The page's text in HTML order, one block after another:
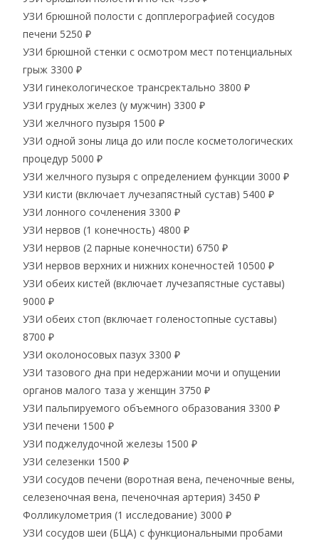
УЗИ брюшной полости с допплерографией сосудов
печени 5250 ₽
УЗИ брюшной стенки с осмотром мест потенциальных
грыж 3300 ₽
УЗИ гинекологическое трансректально 3800 ₽
УЗИ грудных желез (у мужчин) 3300 ₽
УЗИ желчного пузыря 1500 ₽
УЗИ одной зоны лица до или после косметологических
процедур 5000 ₽
УЗИ желчного пузыря с определением функции 3000 ₽
УЗИ кисти (включает лучезапястный сустав) 5400 ₽
УЗИ лонного сочленения 3300 ₽
УЗИ нервов (1 конечность) 4800 ₽
УЗИ нервов (2 парные конечности) 6750 ₽
УЗИ нервов верхних и нижних конечностей 10500 ₽
УЗИ обеих кистей (включает лучезапястные суставы)
9000 ₽
УЗИ обеих стоп (включает голеностопные суставы)
8700 ₽
УЗИ околоносовых пазух 3300 ₽
УЗИ тазового дна при недержании мочи и опущении
органов малого таза у женщин 3750 ₽
УЗИ пальпируемого объемного образования 3300 ₽
УЗИ печени 1500 ₽
УЗИ поджелудочной железы 1500 ₽
УЗИ селезенки 1500 ₽
УЗИ сосудов печени (воротная вена, печеночные вены,
селезеночная вена, печеночная артерия) 3450 ₽
Фолликулометрия (1 исследование) 3000 ₽
УЗИ сосудов шеи (БЦА) с функциональными пробами